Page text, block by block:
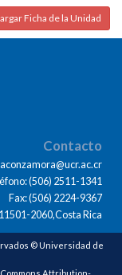
Ficha de la Unidad
Contacto
(506) 2511-1341
Fax: (506) 2224-9367
2060,Costa Rica
© Universidad de